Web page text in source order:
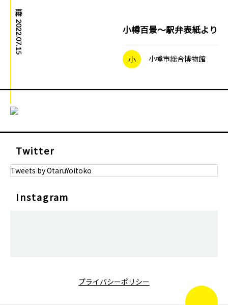
|
2022.07.15 小樽百景～駅弁表紙より
小 小樽市総合博物館
Twitter
Tweets by OtaruYoitoko
Instagram
プライバシーポリシー